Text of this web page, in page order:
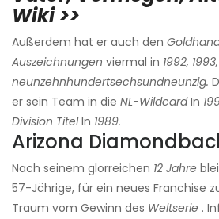
Wiki >>
Außerdem hat er auch den
Auszeichnungen viermal in 1992,
neunzehnhundertsechsundneunzig.
er sein Team in die NL-WildcardIn
Division TitelIn 1989.
Arizona
Nach seinem glorreichen 12 Jahre
57-Jährige, für ein neues Franchise
Traum vom Gewinn des Weltserie .